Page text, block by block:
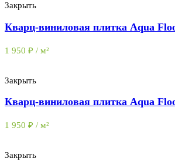
Закрыть
Кварц-виниловая плитка Aqua
1 950 ₽ / м²
Закрыть
Кварц-виниловая плитка Aqua
1 950 ₽ / м²
Закрыть